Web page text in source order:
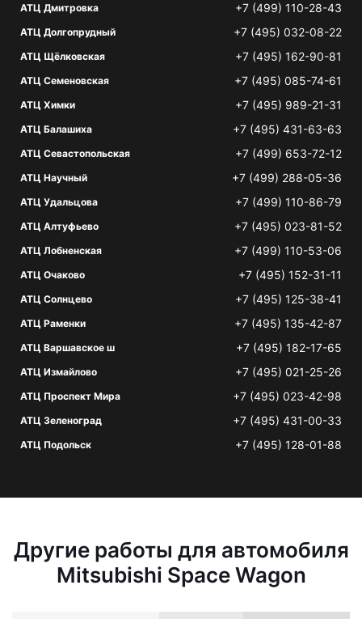
АТЦ Дмитровка +7 (499) 110-28-43
АТЦ Долгопрудный +7 (495) 032-08-22
АТЦ Щёлковская +7 (495) 162-90-81
АТЦ Семеновская +7 (495) 085-74-61
АТЦ Химки +7 (495) 989-21-31
АТЦ Балашиха +7 (495) 431-63-63
АТЦ Севастопольская +7 (499) 653-72-12
АТЦ Научный +7 (499) 288-05-36
АТЦ Удальцова +7 (499) 110-86-79
АТЦ Алтуфьево +7 (495) 023-81-52
АТЦ Лобненская +7 (499) 110-53-06
АТЦ Очаково +7 (495) 152-31-11
АТЦ Солнцево +7 (495) 125-38-41
АТЦ Раменки +7 (495) 135-42-87
АТЦ Варшавское ш +7 (495) 182-17-65
АТЦ Измайлово +7 (495) 021-25-26
АТЦ Проспект Мира +7 (495) 023-42-98
АТЦ Зеленоград +7 (495) 431-00-33
АТЦ Подольск +7 (495) 128-01-88
Другие работы для автомобиля
Mitsubishi Space Wagon